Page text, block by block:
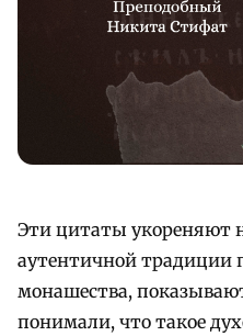
Эти цитаты укореняют
аутентичной традиции
монашества,
понимали, что такое